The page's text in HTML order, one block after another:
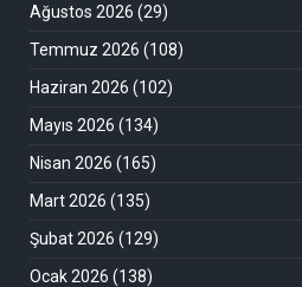
Ağustos 2026 (29)
Temmuz 2026 (108)
Haziran 2026 (102)
Mayıs 2026 (134)
Nisan 2026 (165)
Mart 2026 (135)
Şubat 2026 (129)
Ocak 2026 (138)